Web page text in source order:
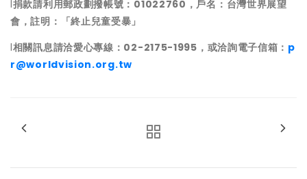
l捐款請利用郵政劃撥帳號：01022760，戶名：台灣世界展望
會，註明：「終止兒童受暴」
l相關訊息請洽愛心專線：02-2175-1995，或洽詢電子信箱： p
r@worldvision.org.tw